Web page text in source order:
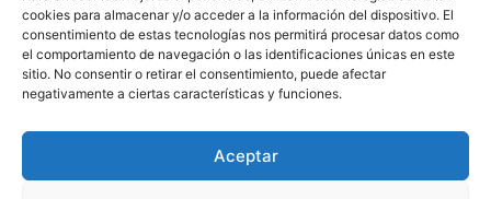
cookies para almacenar y/o acceder a la información del dispositivo. El
consentimiento de estas tecnologías nos permitirá procesar datos como
el comportamiento de navegación o las identificaciones únicas en este
sitio. No consentir o retirar el consentimiento, puede afectar
negativamente a ciertas características y funciones.
Aceptar
Información Legal
჻Política de privacidad
Política de cookies